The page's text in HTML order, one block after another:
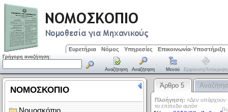
Ευρετήρια Νόμος Υπηρεσίες Επικοινωνία-Υποστήριξη
Γρήγορη αναζήτηση:
Αναζήτηση Αναζήτηση Μενού Εμφάνιση/απόκρυψη
Άρθρο 5